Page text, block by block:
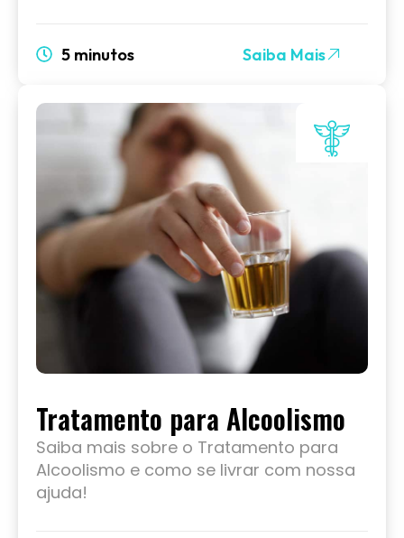
5 minutos Saiba Mais
Tratamento para Alcoolismo
Saiba mais sobre o Tratamento para
Alcoolismo e como se livrar com nossa
ajuda!